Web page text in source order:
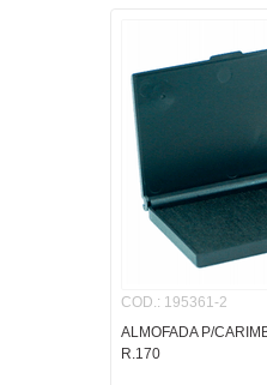
COD.: 195361-2
ALMOFADA P/
R.170